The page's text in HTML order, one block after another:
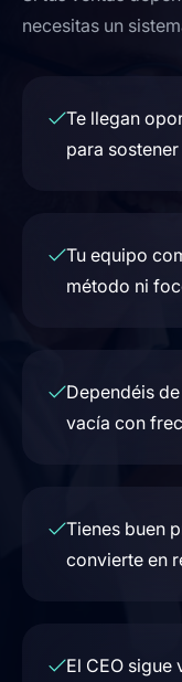
necesitas un
Te llegan
para
Tu equipo
método ni
Dependéis
vacía con
Tienes buen
convierte en
El CEO sigue